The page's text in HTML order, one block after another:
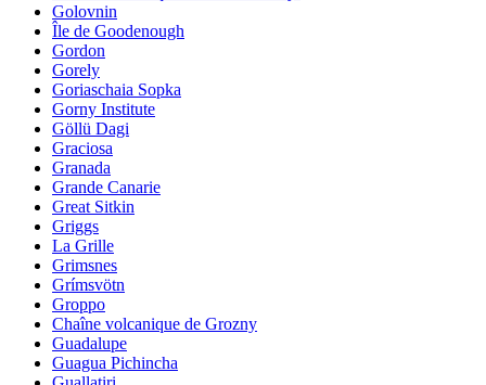
Golovnin
Île de Goodenough
Gordon
Gorely
Goriaschaia Sopka
Gorny Institute
Göllü Dagi
Graciosa
Granada
Grande Canarie
Great Sitkin
Griggs
La Grille
Grimsnes
Grímsvötn
Groppo
Chaîne volcanique de Grozny
Guadalupe
Guagua Pichincha